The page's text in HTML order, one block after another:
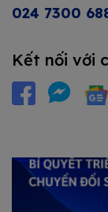
024 7300
Kết nối với